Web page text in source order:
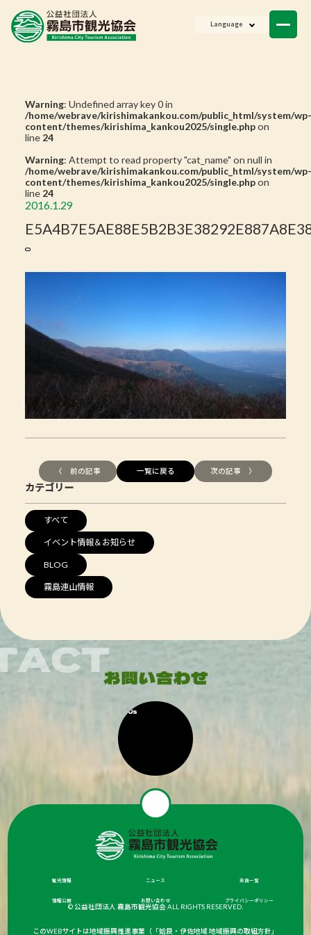
Language
Warning: Undefined array key 0 in
/home/webrave/kirishimakankou.com/public_html/system/wp-
content/themes/kirishima_kankou2025/single.phpon
line 24
Warning: Attempt to read property "cat_name" on null in
/home/webrave/kirishimakankou.com/public_html/system/wp-
content/themes/kirishima_kankou2025/single.phpon
line 24
2016.1.29
〈 前の記事 一覧に戻る 次の記事 〉
カテゴリー
すべて
イベント情報＆お知らせ
BLOG
霧島連山情報
観光情報 ニュース 会員一覧
情報公開 お問い合わせ プライバシーポリシー
© 公益社団法人 霧島市観光協会 ALL RIGHTS RESERVED.
このWEBサイトは地域振興推進事業（「姶良・伊佐地域 地域振興の取組方針」